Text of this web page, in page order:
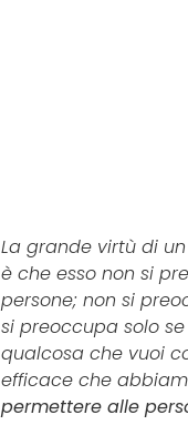
La grande virtù di
è che esso non si
persone; non si
si preoccupa solo
qualcosa che vuoi
efficace che
permettere alle